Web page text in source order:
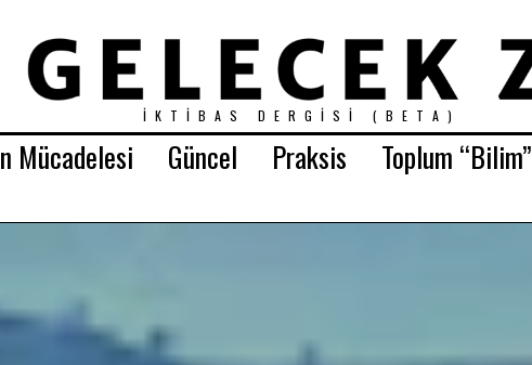
İKTIBAS DERGISI (BETA)
Mücadelesi Güncel Praksis Toplum “Bilim”